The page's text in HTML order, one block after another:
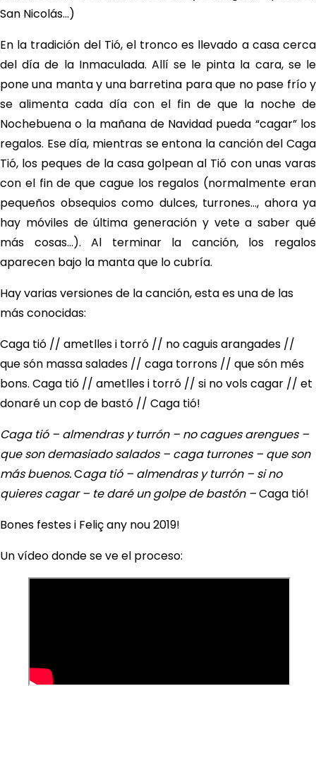
San Nicolás…)
En la tradición del Tió, el tronco es llevado a casa cerca
del día de la Inmaculada. Allí se le pinta la cara, se le
pone una manta y una barretina para que no pase frío y
se alimenta cada día con el fin de que la noche de
Nochebuena o la mañana de Navidad pueda “cagar” los
regalos. Ese día, mientras se entona la canción del Caga
Tió, los peques de la casa golpean al Tió con unas varas
con el fin de que cague los regalos (normalmente eran
pequeños obsequios como dulces, turrones…, ahora ya
hay móviles de última generación y vete a saber qué
más cosas…). Al terminar la canción, los regalos
aparecen bajo la manta que lo cubría.
Hay varias versiones de la canción, esta es una de las
más conocidas:
Caga tió // ametlles i torró // no caguis arangades //
que són massa salades // caga torrons // que són més
bons. Caga tió // ametlles i torró // si no vols cagar // et
donaré un cop de bastó // Caga tió!
Caga tió – almendras y turrón – no cagues arengues –
que son demasiado salados – caga turrones – que son
más buenos.Caga tió – almendras y turrón – si no
quieres cagar – te daré un golpe de bastón –Caga tió!
Bones festes i Feliç any nou 2019!
Un vídeo donde se ve el proceso: